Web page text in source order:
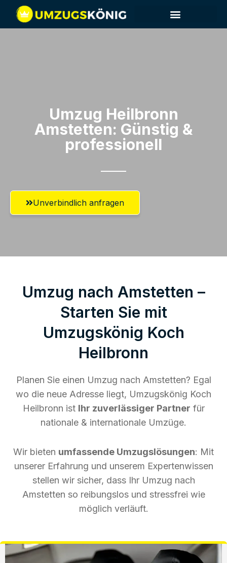
Umzug Heilbronn​
Amstetten: Günstig &
professionell​
Unverbindlich anfragen
Umzug nach Amstetten –
Starten Sie mit
Umzugskönig Koch
Heilbronn
Planen Sie einen Umzug nach Amstetten? Egal
wo die neue Adresse liegt, Umzugskönig Koch
Heilbronn ist Ihr zuverlässiger Partner für
nationale & internationale Umzüge.
Wir bieten umfassende Umzugslösungen: Mit
unserer Erfahrung und unserem Expertenwissen
stellen wir sicher, dass Ihr Umzug nach
Amstetten so reibungslos und stressfrei wie
möglich verläuft.